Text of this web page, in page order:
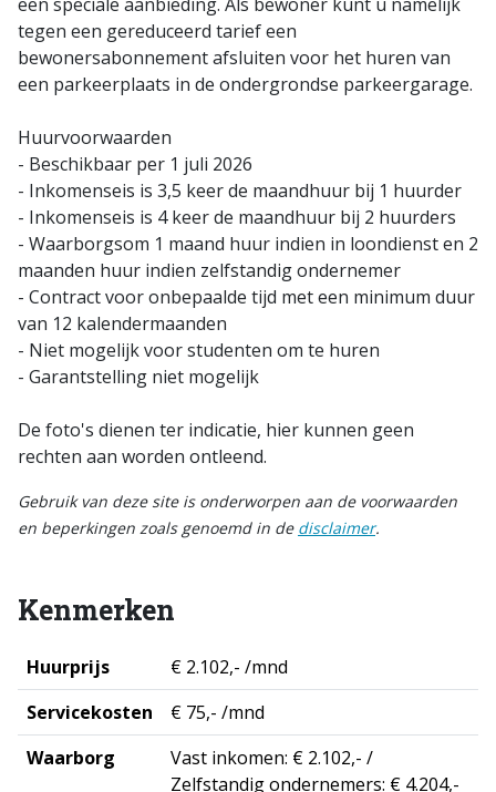
tegen een gereduceerd tarief een
bewonersabonnement afsluiten voor het huren van
een parkeerplaats in de ondergrondse parkeergarage.
Huurvoorwaarden
- Beschikbaar per 1 juli 2026
- Inkomenseis is 3,5 keer de maandhuur bij 1 huurder
- Inkomenseis is 4 keer de maandhuur bij 2 huurders
- Waarborgsom 1 maand huur indien in loondienst en 2
maanden huur indien zelfstandig ondernemer
- Contract voor onbepaalde tijd met een minimum duur
van 12 kalendermaanden
- Niet mogelijk voor studenten om te huren
- Garantstelling niet mogelijk
De foto's dienen ter indicatie, hier kunnen geen
rechten aan worden ontleend.
Gebruik van deze site is onderworpen aan de voorwaarden
en beperkingen zoals genoemd in de disclaimer.
Kenmerken
Huurprijs
€ 2.102,- /mnd
Servicekosten
€ 75,- /mnd
Waarborg
Vast inkomen: € 2.102,- /
Zelfstandig ondernemers: € 4.204,-